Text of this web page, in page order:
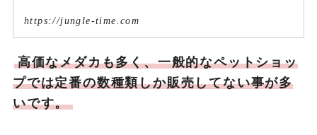
https://jungle-time.com
高価なメダカも多く、一般的なペットショッ
プでは定番の数種類しか販売してない事が多
いです。